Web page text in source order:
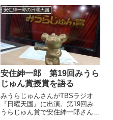
ン三世』を紹介。見どころを話し
ていました。（伊集院光）えー、
また半笑いで始まっちゃいました
（笑）。（みうらじゅん）いや...
安住紳一郎の日曜天国
安住紳一郎 第19回みうら
じゅん賞授賞を語る
みうらじゅんさんがTBSラジオ
『日曜天国』に出演。第19回み
うらじゅん賞で安住紳一郎さんが